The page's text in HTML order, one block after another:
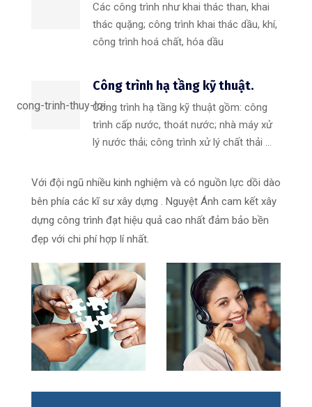
Các công trình như khai thác than, khai
thác quặng; công trình khai thác dầu, khí,
công trình hoá chất, hóa dầu
Công trình hạ tầng kỹ thuật.
Công trình hạ tầng kỹ thuật gồm: công
trình cấp nước, thoát nước; nhà máy xử
lý nước thải; công trình xử lý chất thải ...
Với đội ngũ nhiều kinh nghiệm và có nguồn lực dồi dào
bên phía các kĩ sư xây dựng . Nguyệt Ánh cam kết xây
dựng công trình đạt hiệu quả cao nhất đảm bảo bền
đẹp với chi phí hợp lí nhất.